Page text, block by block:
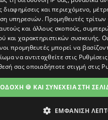
και του διαδικτυακού
χάνουμε το δάσος.
διαφημίσεις και περιεχόμενο,
υπηρεσιών. Προμηθευτές τρίτων
και άλλους σκοπούς,
και χαρακτηριστικών συσκευής.
προμηθευτές μπορεί να
να αντιταχθείτε στις
σας οποιαδήποτε στιγμή στις
🍪 ΚΑΙ ΣΥΝΕΧΕΙΑ ΣΤΗ
ΕΜΦΑΝΙΣΗ